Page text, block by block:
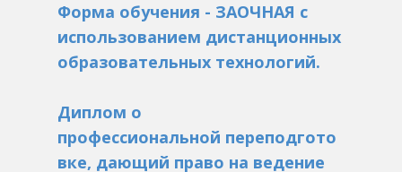
Форма обучения - ЗАОЧНАЯ с
использованием дистанционных
образовательных технологий.
Диплом о
профессиональной переподгото
вке, дающий право на ведение